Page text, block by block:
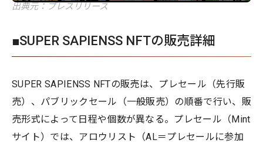
出典元：プレスリリース
■SUPER SAPIENSS NFTの販売詳細
SUPER SAPIENSS NFTの販売は、プレセール（先行販
売）、パブリックセール（一般販売）の順番で行い、販
売形式によって日程や個数が異なる。プレセール（Mint
サイト）では、アロウリスト（AL＝プレセールに参加